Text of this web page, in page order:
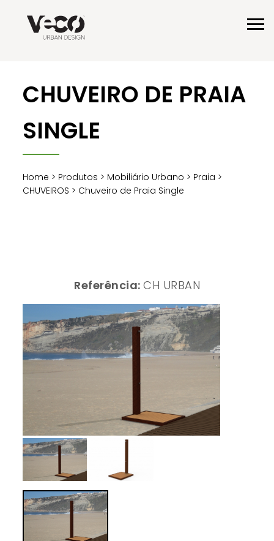
CHUVEIRO DE PRAIA
SINGLE
Home > Produtos > Mobiliário Urbano > Praia >
CHUVEIROS > Chuveiro de Praia Single
Referência: CH URBAN